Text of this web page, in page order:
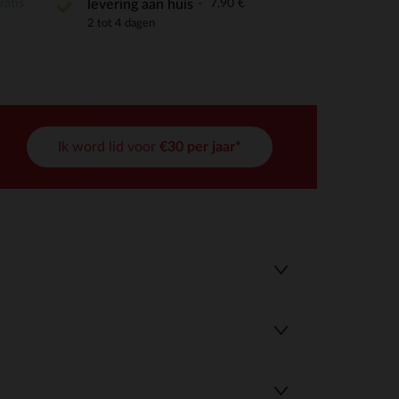
aan te passen en te beheren, en zorgt ervoor dat aan
levering aan huis 7,90 €
2 tot 4 dagen
Ik word lid voor €30 per jaar*